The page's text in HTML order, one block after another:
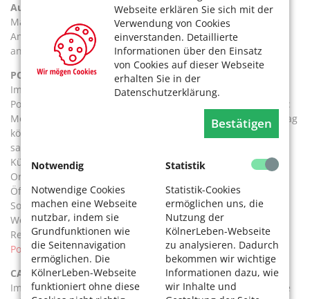
Webseite erklären Sie sich mit der
Verwendung von Cookies
einverstanden. Detaillierte
Informationen über den Einsatz
von Cookies auf dieser Webseite
erhalten Sie in der
Datenschutzerklärung.
Bestätigen
Notwendig
Notwendige Cookies
machen eine Webseite
nutzbar, indem sie
Grundfunktionen wie
die Seitennavigation
ermöglichen. Die
KölnerLeben-Webseite
funktioniert ohne diese
Statistik
Statistik-Cookies
ermöglichen uns, die
Nutzung der
KölnerLeben-Webseite
zu analysieren. Dadurch
bekommen wir wichtige
Informationen dazu, wie
wir Inhalte und
Außengastronomie der Bürgerzentren
Manche Bürgerzentren (Büze) in Köln bieten im Sommer ihr
Angebot mit besonderer Atmosphäre unter freiem Himmel
an. Weitere Infos unterwww.koelnerelf.de .
POTPOURRI
Im Büze in Nippes finden Sie im Altenberger Hof das
Potpourri. Es gibt hier eine bunte Mischung an guten Essen:
Montag ist Schnitzeltag- auch in vegan, Samstag und Sonntag
können Sie frühstücken, die Wochenkarte ist regional und
saisonal ausgerichtet. Auch die vegetarische und vegane
Küche wird bedient. Dazu ein leckeres Früh Kölsch.
Ort:
Öffnungszeiten: Montag – Freitag 12–23 Uhr, Samstag,
Sonntag und Feiertag 10–23 Uhr, Frühstück und Brunch am
Wochenende und Feiertag 10–14 Uhr
Reservierungen unter 0221 / 740 80 10
Potpourri Köln
CAFÉ FRIDOLIN
Im quirligen Ehrenfeld im Leo-Amann-Park heißt Sie im Cafe